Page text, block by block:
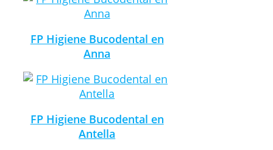
FP Higiene Bucodental en
Anna
FP Higiene Bucodental en
Antella